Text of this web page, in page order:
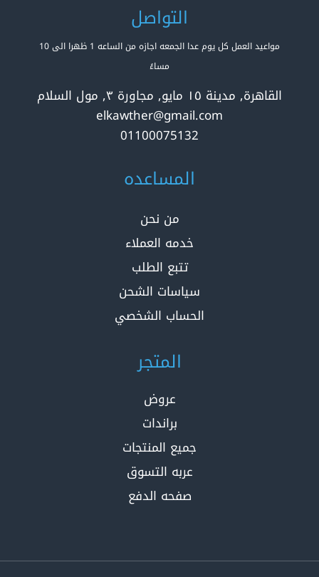
التواصل
مواعيد العمل كل يوم عدا الجمعه اجازه من الساعه 1 ظهرا الى 10
مساءً
القاهرة, مدينة ١٥ مايو, مجاورة ٣, مول السلام
elkawther@gmail.com
01100075132
المساعده
من نحن
خدمه العملاء
تتبع الطلب
سياسات الشحن
الحساب الشخصي
المتجر
عروض
براندات
جميع المنتجات
عربه التسوق
صفحه الدفع